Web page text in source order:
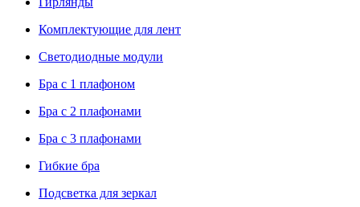
Комплектующие для лент
Светодиодные модули
Бра с 1 плафоном
Бра с 2 плафонами
Бра с 3 плафонами
Гибкие бра
Подсветка для зеркал